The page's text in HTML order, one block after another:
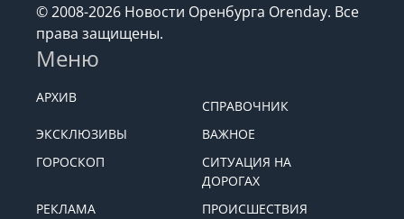
© 2008-2026 Новости Оренбурга Orenday. Все
права защищены.
Меню
АРХИВ
СПРАВОЧНИК
ЭКСКЛЮЗИВЫ
ВАЖНОЕ
ГОРОСКОП
СИТУАЦИЯ НА
ДОРОГАХ
РЕКЛАМА
ПРОИСШЕСТВИЯ